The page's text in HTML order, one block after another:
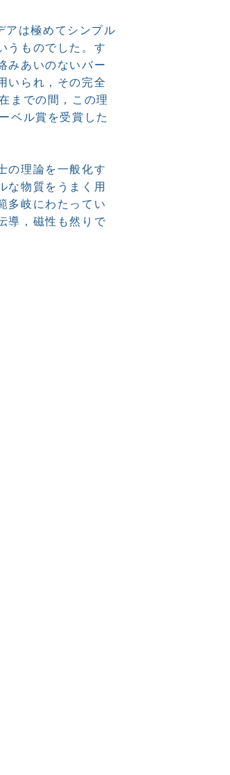
は極めてシンプル
うものでした。す
みあいのないバー
いられ，その完全
までの間，この理
ベル賞を受賞した
の理論を一般化す
な物質をうまく用
多岐にわたってい
導，磁性も然りで